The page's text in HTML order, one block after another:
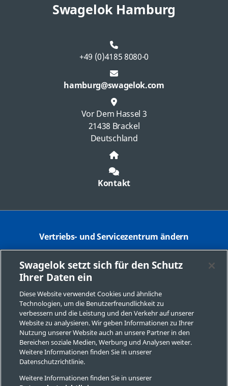
Swagelok Hamburg
+49 (0)4185 8080-0
hamburg@swagelok.com
Vor Dem Hassel 3
21438 Brackel
Deutschland
Kontakt
Vertriebs- und Servicezentrum ändern
Sichere Produktauswahl
AGBs
Impressum
Verkaufs- und Lieferbedingungen
Swagelok setzt sich für den Schutz
Ihrer Daten ein
Diese Website verwendet Cookies und ähnliche
Technologien, um die Benutzerfreundlichkeit zu
verbessern und die Leistung und den Verkehr auf unserer
Website zu analysieren. Wir geben Informationen zu Ihrer
Nutzung unserer Website auch an unsere Partner in den
Bereichen soziale Medien, Werbung und Analysen weiter.
Weitere Informationen finden Sie in unserer
Datenschutzrichtlinie.
Weitere Informationen finden Sie in unserer